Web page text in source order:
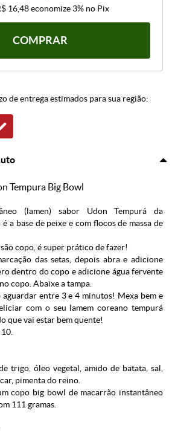
16,48economize 3% no Pix
COMPRAR
de entrega estimados para sua região:
Tempura Big Bowl
(lamen) sabor Udon Tempurá da
a base de peixe e com flocos de massa de
copo, é super prático de fazer!
das setas, depois abra e adicione
dentro do copo e adicione água fervente
copo. Abaixe a tampa.
entre 3 e 4 minutos! Mexa bem e
com o seu lamem coreano tempurá
que vai estar bem quente!
trigo, óleo vegetal, amido de batata, sal,
pimenta do reino.
copo big bowl de macarrão instantâneo
111 gramas.